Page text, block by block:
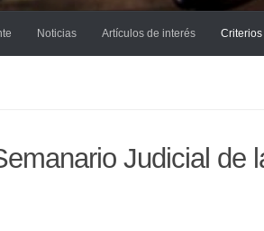
Noticias Artículos de interés Criterios
Judicial de